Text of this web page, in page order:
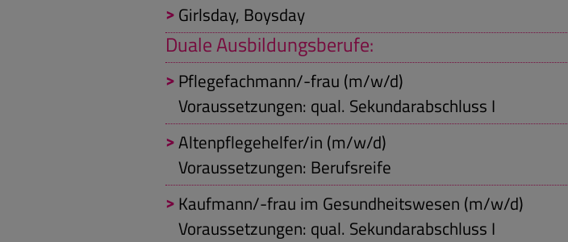
Girlsday, Boysday
Duale Ausbildungsberufe:
Pflegefachmann/-frau (m/w/d)
Voraussetzungen: qual. Sekundarabschluss I
Altenpflegehelfer/in (m/w/d)
Voraussetzungen: Berufsreife
Kaufmann/-frau im Gesundheitswesen (m/w/d)
Voraussetzungen: qual. Sekundarabschluss I